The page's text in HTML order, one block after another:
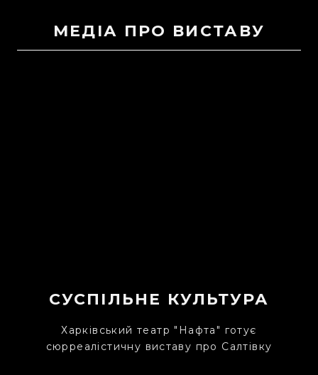
МЕДІА ПРО ВИСТАВУ
СУСПІЛЬНЕ КУЛЬТУРА
Харківський театр "Нафта" готує
сюрреалістичну виставу про Салтівку